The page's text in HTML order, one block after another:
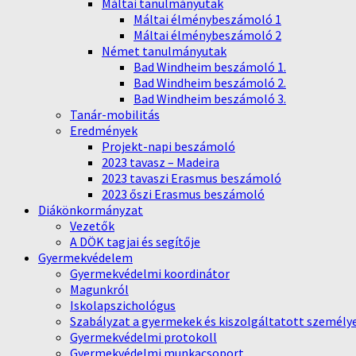
Máltai tanulmányutak
Máltai élménybeszámoló 1
Máltai élménybeszámoló 2
Német tanulmányutak
Bad Windheim beszámoló 1.
Bad Windheim beszámoló 2.
Bad Windheim beszámoló 3.
Tanár-mobilitás
Eredmények
Projekt-napi beszámoló
2023 tavasz – Madeira
2023 tavaszi Erasmus beszámoló
2023 őszi Erasmus beszámoló
Diákönkormányzat
Vezetők
A DÖK tagjai és segítője
Gyermekvédelem
Gyermekvédelmi koordinátor
Magunkról
Iskolapszichológus
Szabályzat a gyermekek és kiszolgáltatott
Gyermekvédelmi protokoll
Gyermekvédelmi munkacsoport